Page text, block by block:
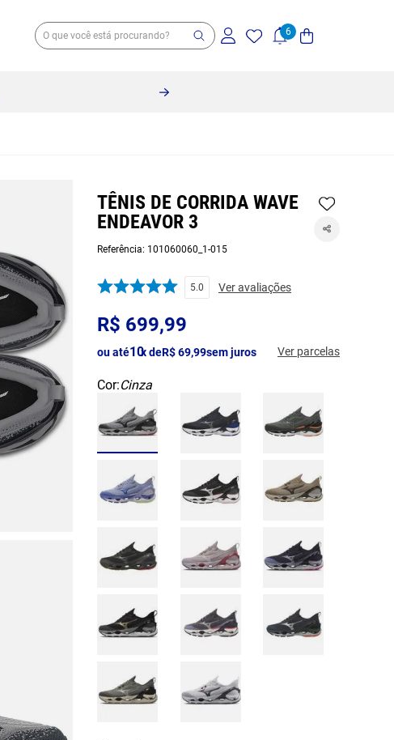
TÊNIS DE CORRIDA WAVE
ENDEAVOR 3
Referência: 101060060_1-015
5.0 Ver avaliações
R$ 699,99
ou até10x deR$69,99sem juros Ver parcelas
Cor:Cinza